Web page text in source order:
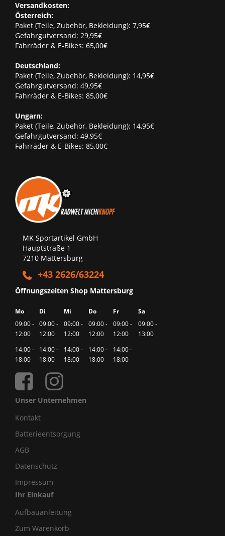
Versandkosten:
Österreich:
Paket (Teile, Zubehör, Bekleidung): 7,95€
Gefahrgutversand: 29,95€
Fahrräder & E-Bikes: 65,00€
Deutschland:
Paket (Teile, Zubehör, Bekleidung): 14,95€
Gefahrgutversand: 49,95€
Fahrräder & E-Bikes: 85,00€
Ungarn:
Paket (Teile, Zubehör, Bekleidung): 14,95€
Gefahrgutversand: 49,95€
Fahrräder & E-Bikes: 85,00€
MK Sportartikel GmbH
Hauptstraße 1
7210 Mattersburg
+43 2626/63224
Öffnungszeiten Shop Mattersburg
Mo Di Mi Do Fr
Sa
09:00 -
12:00
09:00 -
12:00
09:00 -
12:00
09:00 -
12:00
09:00 -
12:00
09:00 -
13:00
14:00 -
18:00
14:00 -
18:00
14:00 -
18:00
14:00 -
18:00
14:00 -
18:00
Unser Unternehmen
Kontakt
Batterieentsorgung
AGB
Datenschutz
Impressum
Ihr Einkauf
Aufbauanleitung
Zum Warenkorb